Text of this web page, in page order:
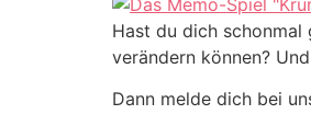
Hast du dich
verändern können?
Dann melde dich bei